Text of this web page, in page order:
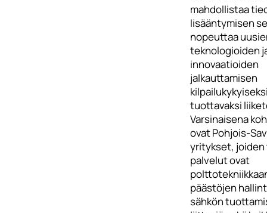
mahdollistaa
lisääntymisen
nopeuttaa
teknologioiden
innovaatioiden
jalkauttamisen
tuottavaksi
Varsinaisena
ovat Pohjois-
yritykset,
palvelut ovat
päästöjen
sähkön